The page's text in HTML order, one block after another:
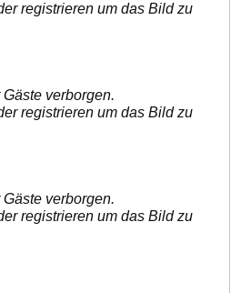
registrieren um das Bild zu
verborgen.
registrieren um das Bild zu
verborgen.
registrieren um das Bild zu